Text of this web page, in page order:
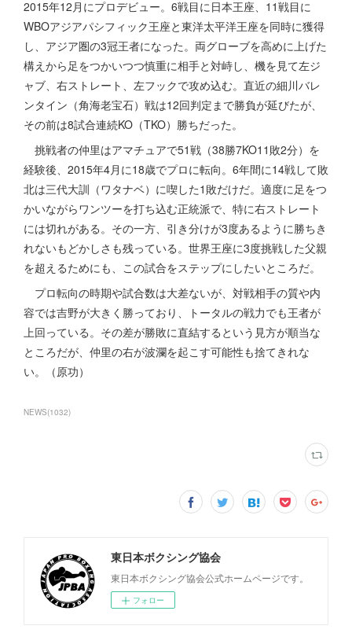
2015年12月にプロデビュー。6戦目に日本王座、11戦目に
WBOアジアパシフィック王座と東洋太平洋王座を同時に獲得
し、アジア圏の3冠王者になった。両グローブを高めに上げた
構えから足をつかいつつ慎重に相手と対峙し、機を見て左ジ
ャブ、右ストレート、左フックで攻め込む。直近の細川バレ
ンタイン（角海老宝石）戦は12回判定まで勝負が延びたが、
その前は8試合連続KO（TKO）勝ちだった。
挑戦者の仲里はアマチュアで51戦（38勝7KO11敗2分）を
経験後、2015年4月に18歳でプロに転向。6年間に14戦して敗
北は三代大訓（ワタナベ）に喫した1敗だけだ。適度に足をつ
かいながらワンツーを打ち込む正統派で、特に右ストレート
には切れがある。その一方、引き分けが3度あるように勝ちき
れないもどかしさも残っている。世界王座に3度挑戦した父親
を超えるためにも、この試合をステップにしたいところだ。
プロ転向の時期や試合数は大差ないが、対戦相手の質や内
容では吉野が大きく勝っており、トータルの戦力でも王者が
上回っている。その差が勝敗に直結するという見方が順当な
ところだが、仲里の右が波瀾を起こす可能性も捨てきれな
い。（原功）
NEWS(1032)
東日本ボクシング協会
東日本ボクシング協会公式ホームページです。
フォロー